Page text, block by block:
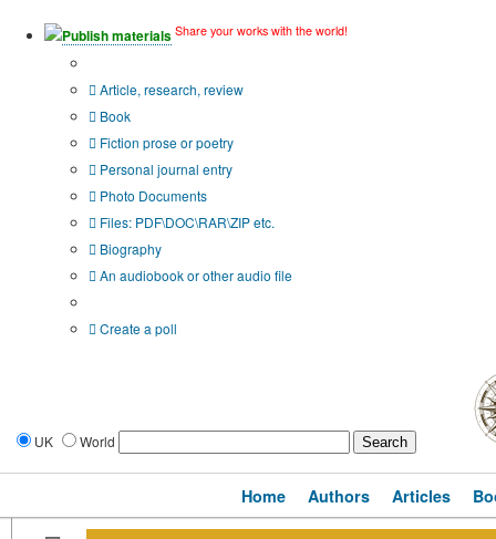
Publish materials Share your works with the world!
Article, research, review
Book
Fiction prose or poetry
Personal journal entry
Photo Documents
Files: PDF\DOC\RAR\ZIP etc.
Biography
An audiobook or other audio file
Create a poll
UK World
Home Authors Articles